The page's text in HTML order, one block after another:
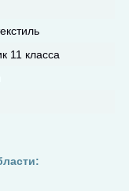
11 класса